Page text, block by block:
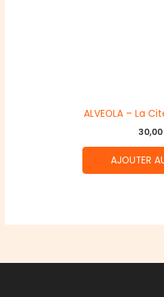
ALVEOLA – La
30,00
AJOUTER